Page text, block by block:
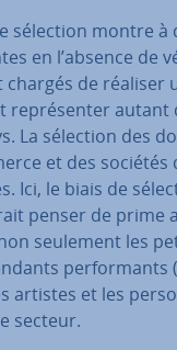
sélection montre
en l’absence de
de réaliser
re­pré­sen­ter autant
La sélection des
et des
Ici, le biais de
penser de prime
seulement les
per­for­mants
artistes et les
secteur.